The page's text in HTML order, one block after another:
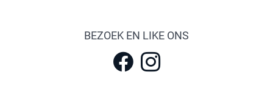
BEZOEK EN LIKE ONS